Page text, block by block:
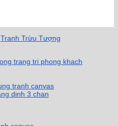
Tranh Trừu Tượng